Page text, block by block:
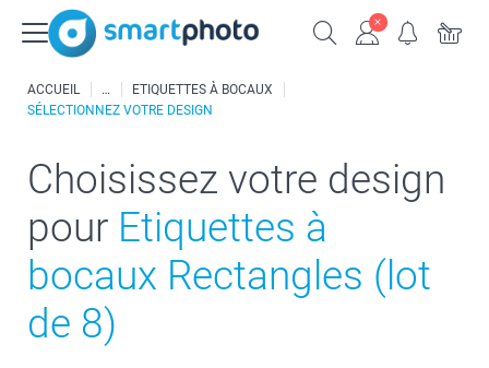
ACCUEIL
ETIQUETTES À BOCAUX
SÉLECTIONNEZ VOTRE DESIGN
Choisissez votre design
pour Etiquettes à
bocaux Rectangles (lot
de 8)